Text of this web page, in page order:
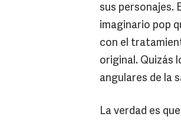
sus personajes.
imaginario pop
con el
original. Quizás
angulares de la
La verdad es